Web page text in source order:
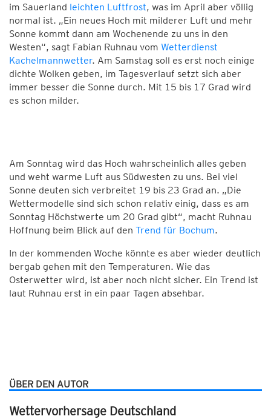
im Sauerland leichten Luftfrost, was im April aber völlig
normal ist. „Ein neues Hoch mit milderer Luft und mehr
Sonne kommt dann am Wochenende zu uns in den
Westen“, sagt Fabian Ruhnau vom Wetterdienst
Kachelmannwetter. Am Samstag soll es erst noch einige
dichte Wolken geben, im Tagesverlauf setzt sich aber
immer besser die Sonne durch. Mit 15 bis 17 Grad wird
es schon milder.
Am Sonntag wird das Hoch wahrscheinlich alles geben
und weht warme Luft aus Südwesten zu uns. Bei viel
Sonne deuten sich verbreitet 19 bis 23 Grad an. „Die
Wettermodelle sind sich schon relativ einig, dass es am
Sonntag Höchstwerte um 20 Grad gibt“, macht Ruhnau
Hoffnung beim Blick auf den Trend für Bochum.
In der kommenden Woche könnte es aber wieder deutlich
bergab gehen mit den Temperaturen. Wie das
Osterwetter wird, ist aber noch nicht sicher. Ein Trend ist
laut Ruhnau erst in ein paar Tagen absehbar.
ÜBER DEN AUTOR
Wettervorhersage Deutschland